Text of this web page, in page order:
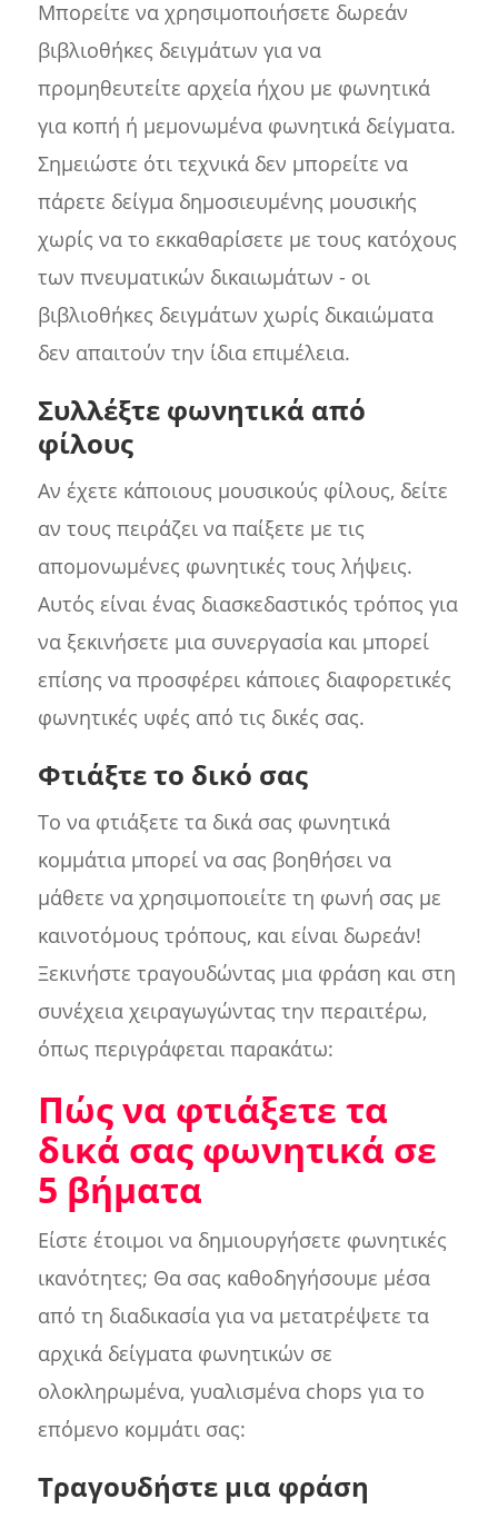
Μπορείτε να χρησιμοποιήσετε δωρεάν
βιβλιοθήκες δειγμάτων για να
προμηθευτείτε αρχεία ήχου με φωνητικά
για κοπή ή μεμονωμένα φωνητικά δείγματα.
Σημειώστε ότι τεχνικά δεν μπορείτε να
πάρετε δείγμα δημοσιευμένης μουσικής
χωρίς να το εκκαθαρίσετε με τους κατόχους
των πνευματικών δικαιωμάτων - οι
βιβλιοθήκες δειγμάτων χωρίς δικαιώματα
δεν απαιτούν την ίδια επιμέλεια.
Συλλέξτε φωνητικά από
φίλους
Αν έχετε κάποιους μουσικούς φίλους, δείτε
αν τους πειράζει να παίξετε με τις
απομονωμένες φωνητικές τους λήψεις.
Αυτός είναι ένας διασκεδαστικός τρόπος για
να ξεκινήσετε μια συνεργασία και μπορεί
επίσης να προσφέρει κάποιες διαφορετικές
φωνητικές υφές από τις δικές σας.
Φτιάξτε το δικό σας
Το να φτιάξετε τα δικά σας φωνητικά
κομμάτια μπορεί να σας βοηθήσει να
μάθετε να χρησιμοποιείτε τη φωνή σας με
καινοτόμους τρόπους, και είναι δωρεάν!
Ξεκινήστε τραγουδώντας μια φράση και στη
συνέχεια χειραγωγώντας την περαιτέρω,
όπως περιγράφεται παρακάτω:
Πώς να φτιάξετε τα
δικά σας φωνητικά σε
5 βήματα
Είστε έτοιμοι να δημιουργήσετε φωνητικές
ικανότητες; Θα σας καθοδηγήσουμε μέσα
από τη διαδικασία για να μετατρέψετε τα
αρχικά δείγματα φωνητικών σε
ολοκληρωμένα, γυαλισμένα chops για το
επόμενο κομμάτι σας:
Τραγουδήστε μια φράση